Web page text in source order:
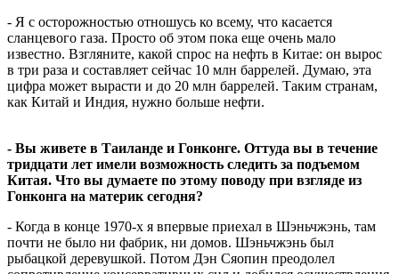
- Я с осторожностью отношусь ко всему, что касается
сланцевого газа. Просто об этом пока еще очень мало
известно. Взгляните, какой спрос на нефть в Китае: он вырос
в три раза и составляет сейчас 10 млн баррелей. Думаю, эта
цифра может вырасти и до 20 млн баррелей. Таким странам,
как Китай и Индия, нужно больше нефти.
- Вы живете в Таиланде и Гонконге. Оттуда вы в течение
тридцати лет имели возможность следить за подъемом
Китая. Что вы думаете по этому поводу при взгляде из
Гонконга на материк сегодня?
- Когда в конце 1970-х я впервые приехал в Шэньчжэнь, там
почти не было ни фабрик, ни домов. Шэньчжэнь был
рыбацкой деревушкой. Потом Дэн Сяопин преодолел